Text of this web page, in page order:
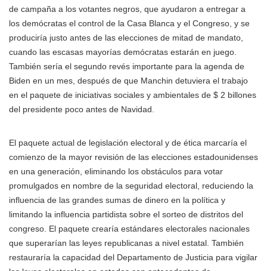
de campaña a los votantes negros, que ayudaron a entregar a
los demócratas el control de la Casa Blanca y el Congreso, y se
produciría justo antes de las elecciones de mitad de mandato,
cuando las escasas mayorías demócratas estarán en juego.
También sería el segundo revés importante para la agenda de
Biden en un mes, después de que Manchin detuviera el trabajo
en el paquete de iniciativas sociales y ambientales de $ 2 billones
del presidente poco antes de Navidad.
El paquete actual de legislación electoral y de ética marcaría el
comienzo de la mayor revisión de las elecciones estadounidenses
en una generación, eliminando los obstáculos para votar
promulgados en nombre de la seguridad electoral, reduciendo la
influencia de las grandes sumas de dinero en la política y
limitando la influencia partidista sobre el sorteo de distritos del
congreso. El paquete crearía estándares electorales nacionales
que superarían las leyes republicanas a nivel estatal. También
restauraría la capacidad del Departamento de Justicia para vigilar